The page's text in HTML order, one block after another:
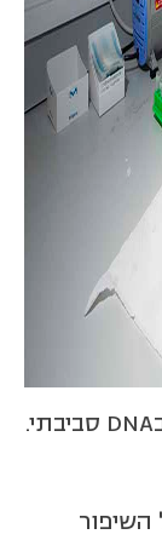
ליסה-מריה שמידט במעבדה. טיפול בDNA סביבתי.